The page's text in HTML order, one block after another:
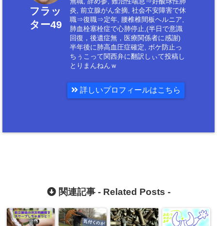
フラッ
ター49
炎, 前立腺がん全摘, 社会不安障害で休
職⇒復職⇒定年, 腰椎椎間板ヘルニア,
肺血栓塞栓症で心肺停止,(半日で意識
回復，後遺症無，医療関係者に感謝)
半年後に肺高血圧症確定, ボケ防止っ
ちぅこって関西弁に翻訳しぃて投稿し
とりまんねんｗ
詳しいプロフィールはこちら
関連記事 - Related Posts -